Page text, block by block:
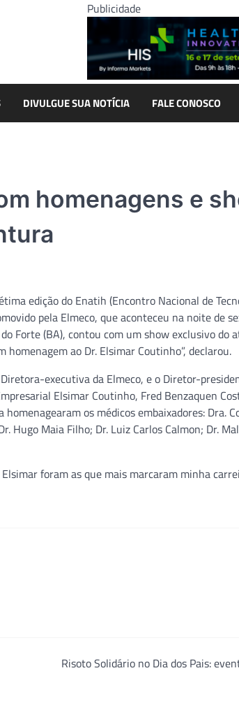
Publicidade
DIVULGUE SUA NOTÍCIA FALE CONOSCO
homenagens e
edição do Enatih (Encontro Nacional de
pela Elmeco, que aconteceu na noite de
Forte (BA), contou com um show exclusivo do
homenagem ao Dr. Elsimar Coutinho”, declarou.
executiva da Elmeco, e o Diretor-
Elsimar Coutinho, Fred Benzaquen
os médicos embaixadores: Dra.
Hugo Maia Filho; Dr. Luiz Carlos Calmon; Dr.
foram as que mais marcaram minha
Risoto Solidário no Dia dos Pais: